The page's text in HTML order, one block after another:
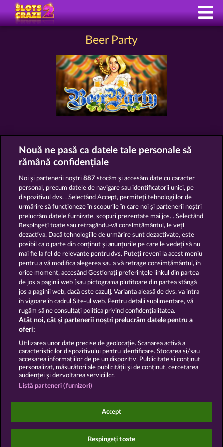
Beer Party
SLOTURI TIP BEER PARTY
SNEGUROCHKA HALLOW REELS
Termeni și condiții
Declarație de confidențialitate
Asistență tehnică Firmă
Trimite Cererea de Retragere
Jocurile din cazinoul de socializare au ca unic scop
succes posibil la jocurile de noroc cu bani reali.
©2026 Whow Games GmbH
Nouă ne pasă ca datele tale personale să
rămână confidențiale
Noi și partenerii noștri887 stocăm și accesăm date cu caracter
personal, precum datele de navigare sau identificatorii unici, pe
dispozitivul dvs. . Selectând Accept, permiteți tehnologiilor de
urmărire să funcționeze în scopurile în care noi și partenerii noștri
prelucrăm datele furnizate, scopuri prezentate mai jos. . Selectând
Respingeți toate sau retragându-vă consimțământul, le veți
dezactiva. Dacă tehnologiile de urmărire sunt dezactivate, este
posibil ca o parte din conținut și anunțurile pe care le vedeți să nu
mai fie la fel de relevante pentru dvs. Puteți reveni la acest meniu
pentru a vă modifica alegerea sau a vă retrage consimțământul, în
orice moment, accesând Gestionați preferințele linkul din partea
de jos a paginii web [sau pictograma plutitoare din partea stângă
jos a paginii web, dacă este cazul]. Varianta aleasă de dvs. va intra
în vigoare în cadrul Site-ul web. Pentru detalii suplimentare, vă
rugăm să ne consultați politica privind confidențialitatea.
Atât noi, cât și partenerii noștri prelucrăm datele pentru a
oferi:
Utilizarea unor date precise de geolocație. Scanarea activă a
caracteristicilor dispozitivului pentru identificare. Stocarea și/sau
accesarea informațiilor de pe un dispozitiv. Publicitate și conținut
personalizat, măsurători ale publicității și de conținut, cercetarea
audienței și dezvoltarea serviciilor.
Listă parteneri (furnizori)
Accept
Respingeți toate